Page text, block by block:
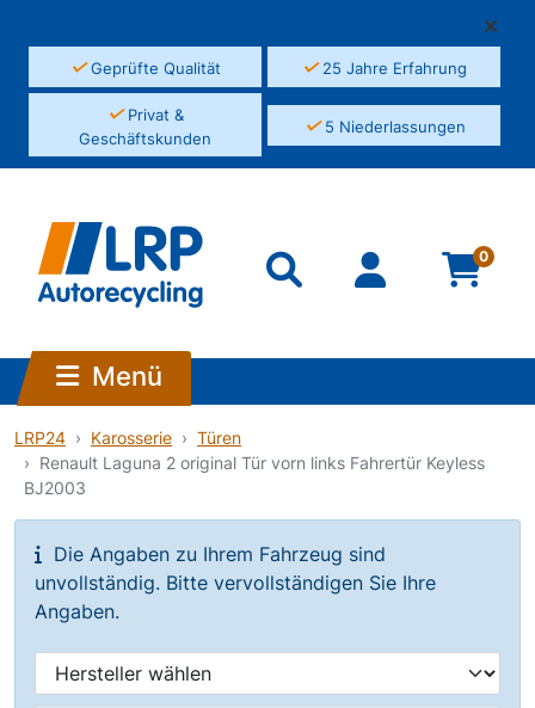
✓Geprüfte Qualität ✓25 Jahre Erfahrung
✓Privat &
Geschäftskunden
✓5 Niederlassungen
0
Menü
LRP24 Karosserie
Türen
Renault Laguna 2 original Tür vorn links Fahrertür Keyless
BJ2003
Die Angaben zu Ihrem Fahrzeug sind
unvollständig. Bitte vervollständigen Sie Ihre
Angaben.